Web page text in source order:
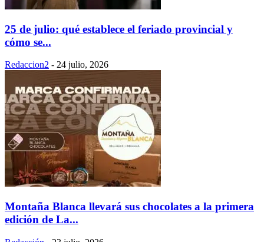
25 de julio: qué establece el feriado provincial y
cómo se...
Redaccion2 - 24 julio, 2026
Montaña Blanca llevará sus chocolates a la primera
edición de La...